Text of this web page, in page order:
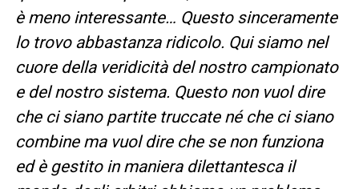
è meno interessante… Questo sinceramente
lo trovo abbastanza ridicolo. Qui siamo nel
cuore della veridicità del nostro campionato
e del nostro sistema. Questo non vuol dire
che ci siano partite truccate né che ci siano
combine ma vuol dire che se non funziona
ed è gestito in maniera dilettantesca il